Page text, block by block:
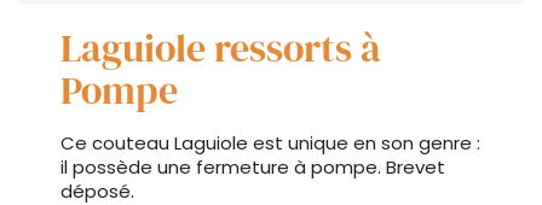
Laguiole ressorts à
Pompe
Ce couteau Laguiole est unique en son genre :
il possède une fermeture à pompe. Brevet
déposé.